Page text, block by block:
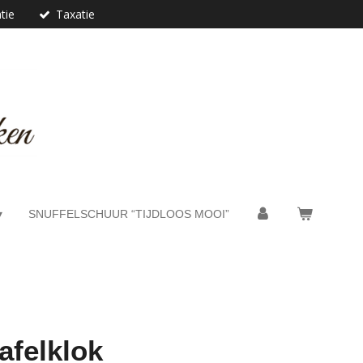
Taxatie
SNUFFELSCHUUR “TIJDLOOS MOOI”